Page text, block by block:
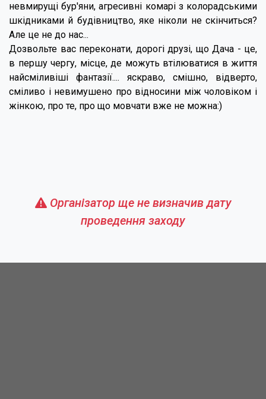
невмирущі бур'яни, агресивні комарі з колорадськими
шкідниками й будівництво, яке ніколи не скінчиться?
Але це не до нас...
Дозвольте вас переконати, дорогі друзі, що Дача - це,
в першу чергу, місце, де можуть втілюватися в життя
найсміливіші фантазії.... яскраво, смішно, відверто,
сміливо і невимушено про відносини між чоловіком і
жінкою, про те, про що мовчати вже не можна:)
Організатор ще не визначив дату
проведення заходу